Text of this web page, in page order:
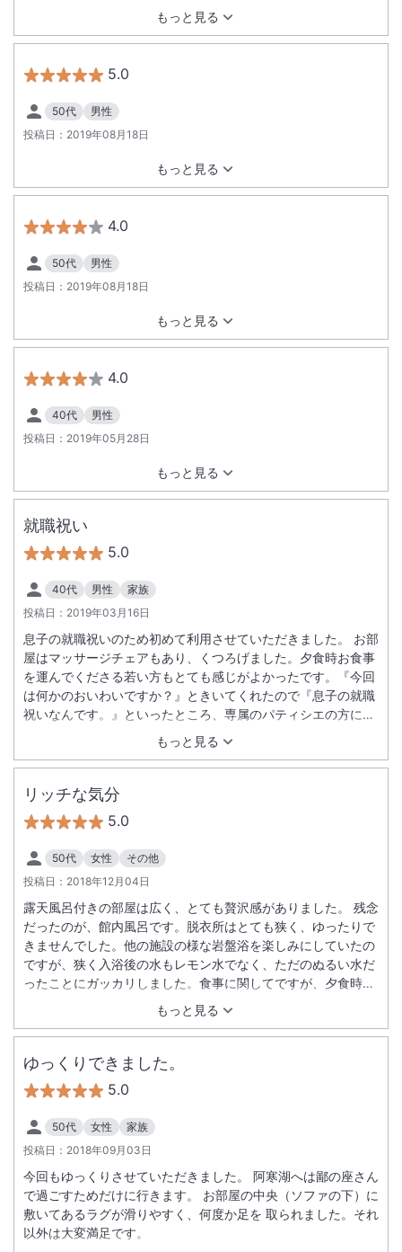
もっと見る
和食を選んだのですが十分満たされどれも美味しく頂き、酒好
きの私たち、２時間ゆっくりと食事とお酒を堪能しました。今
回は還暦祝いも兼ねているのですとお話をしましたら、デザー
トに還暦祝いおめでとうございますと入っていて、さらにプレ
ゼントまでいただき心にしみました。スタッフの皆様ありがと
うございます。
5.0
50代
男性
投稿日： 2019年08月18日
もっと見る
4.0
50代
男性
投稿日： 2019年08月18日
もっと見る
4.0
40代
男性
投稿日： 2019年05月28日
もっと見る
就職祝い
5.0
40代 男性
家族
投稿日： 2019年03月16日
もっと見る
息子の就職祝いのため初めて利用させていただきました。 お部
屋はマッサージチェアもあり、くつろげました。夕食時お食事
を運んでくださる若い方もとても感じがよかったです。『今回
は何かのおいわいですか？』ときいてくれたので『息子の就職
祝いなんです。』といったところ、専属のパティシエの方に、
お願いしてくれたのかデザートのときに、息子のデザートにチ
ョコのプレートに「就職おめでとうございます」と書いてくれ
ました。そしてプレゼントまでいただき、ほんとに感激しまし
た！！！！スタッフの方一人一人がとても細やかな気遣いをし
てくれる方達ばかりでした。 風の座のお部屋は景色はそんなに
広くは見えませんが、我が家は近場の旅行だったので、阿寒は
何度もきているので特に景色は気にはならなかったです。も
し、景色を楽しみたい方は別の部屋がいいと思います。 それよ
りも、おもてなしがよかったので満足です。
リッチな気分
5.0
50代 女性
その他
投稿日： 2018年12月04日
もっと見る
露天風呂付きの部屋は広く、とても贅沢感がありました。 残念
だったのが、館内風呂です。脱衣所はとても狭く、ゆったりで
きませんでした。他の施設の様な岩盤浴を楽しみにしていたの
ですが、狭く入浴後の水もレモン水でなく、ただのぬるい水だ
ったことにガッカリしました。食事に関してですが、夕食時に
友人が日本酒の選択に迷っていたら、イライラした表情になり
言い方も「決まったら教えて下さい！！」と冷たい言葉が返っ
てきました。食事内容に関しては土地柄、珍しい物はありませ
んでした。朝の漬物も種類出せば品数が多く見えるのか？多す
ぎだと思います。
ゆっくりできました。
5.0
50代 女性
家族
投稿日： 2018年09月03日
今回もゆっくりさせていただきました。 阿寒湖へは鄙の座さん
で過ごすためだけに行きます。 お部屋の中央（ソファの下）に
敷いてあるラグが滑りやすく、何度か足を 取られました。それ
以外は大変満足です。